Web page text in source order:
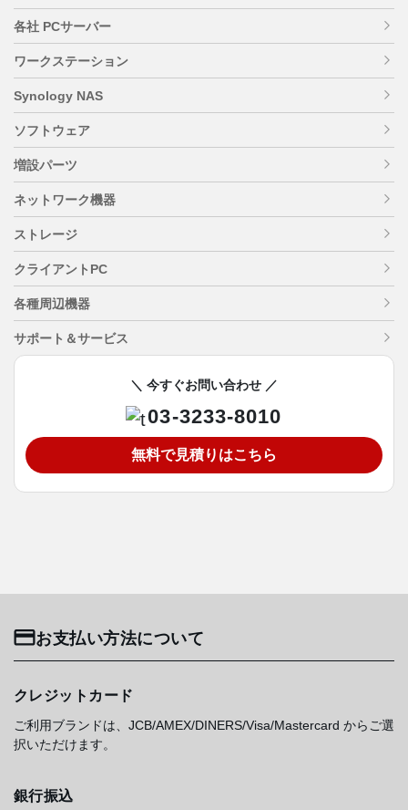
各社 PCサーバー
ワークステーション
Synology NAS
ソフトウェア
増設パーツ
ネットワーク機器
ストレージ
クライアントPC
各種周辺機器
サポート＆サービス
＼ 今すぐお問い合わせ ／
03-3233-8010
無料で見積りはこちら
お支払い方法について
クレジットカード
ご利用ブランドは、JCB/AMEX/DINERS/Visa/Mastercard からご選
択いただけます。
銀行振込